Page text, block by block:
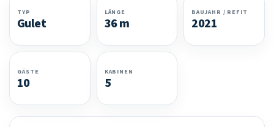
TYP
Gulet
LÄNGE
36 m
BAUJAHR / REFIT
2021
GÄSTE
10
KABINEN
5